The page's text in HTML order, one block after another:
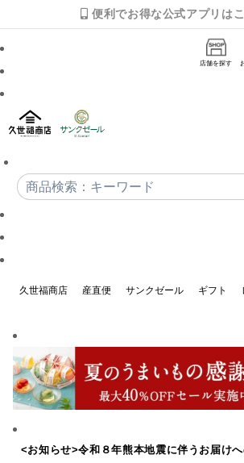
便利でお得な公式アプリは
店舗を探す
久世福商店 産直便 サンクゼール ギフト
<お知らせ>令和８年熊本地震に伴うお届け